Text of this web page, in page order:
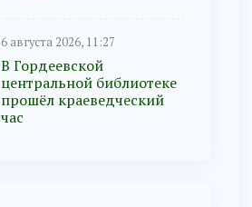
6 августа 2026, 11:27
В Гордеевской
центральной библиотеке
прошёл краеведческий
час